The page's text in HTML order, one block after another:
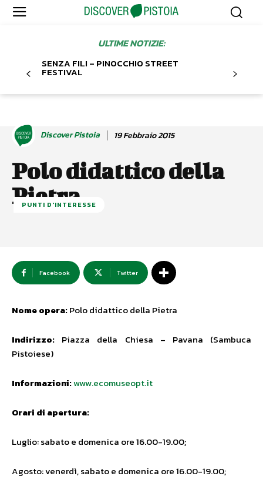
ULTIME NOTIZIE:
SENZA FILI – PINOCCHIO STREET
FESTIVAL
Discover Pistoia 19 Febbraio 2015
Polo didattico della
Pietra
PUNTI D'INTERESSE
Facebook Twitter
Nome opera:Polo didattico della Pietra
Indirizzo: Piazza della Chiesa – Pavana (Sambuca
Pistoiese)
Informazioni:www.ecomuseopt.it
Orari di apertura:
Luglio: sabato e domenica ore 16.00-19.00;
Agosto: venerdì, sabato e domenica ore 16.00-19.00;